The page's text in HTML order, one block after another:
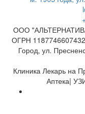
ООО
ОГРН
Город, ул.
Клиника Лекарь на
Аптека|